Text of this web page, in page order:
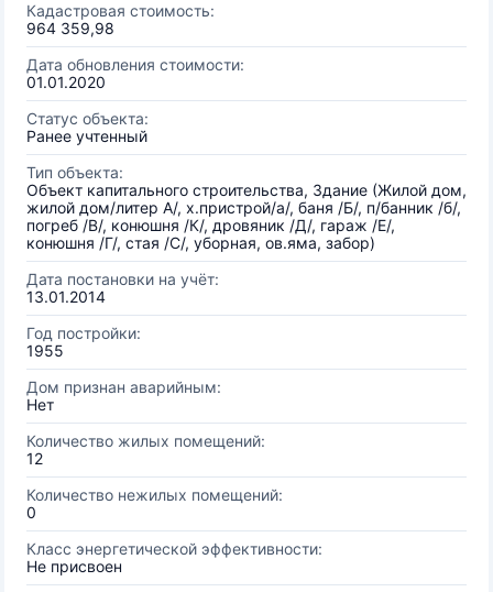
Кадастровая стоимость:
964 359,98
Дата обновления стоимости:
01.01.2020
Статус объекта:
Ранее учтенный
Тип объекта:
Объект капитального строительства, Здание (Жилой дом,
жилой дом/литер А/, х.пристрой/а/, баня /Б/, п/банник /б/,
погреб /В/, конюшня /К/, дровяник /Д/, гараж /Е/,
конюшня /Г/, стая /С/, уборная, ов.яма, забор)
Дата постановки на учёт:
13.01.2014
Год постройки:
1955
Дом признан аварийным:
Нет
Количество жилых помещений:
12
Количество нежилых помещений:
0
Класс энергетической эффективности:
Не присвоен